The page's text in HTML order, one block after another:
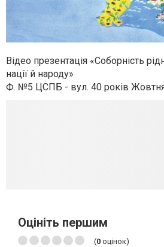
Відео презентація «Соборність
нації й народу»
Ф. №5 ЦСПБ - вул. 40 років
Оцініть першим
(0 оцінок)